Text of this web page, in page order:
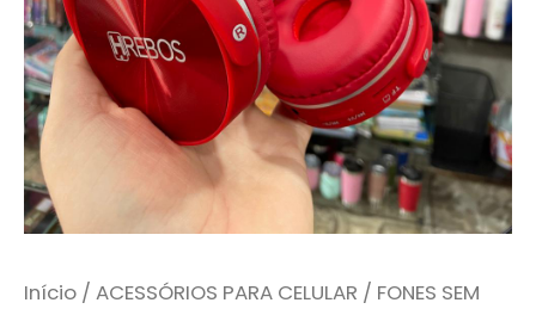
Início / ACESSÓRIOS PARA CELULAR / FONES SEM